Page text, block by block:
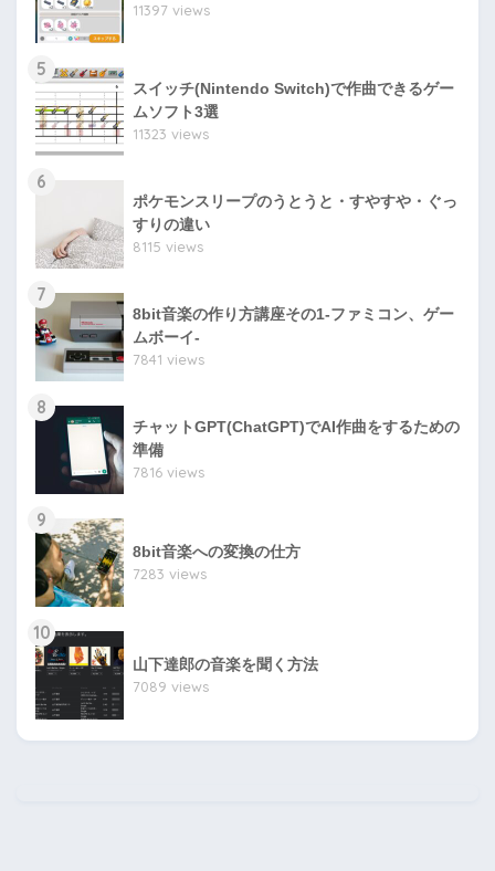
11397 views
5
スイッチ(Nintendo Switch)で作曲できるゲー
ムソフト3選
11323 views
6
ポケモンスリープのうとうと・すやすや・ぐっ
すりの違い
8115 views
7
8bit音楽の作り方講座その1-ファミコン、ゲー
ムボーイ-
7841 views
8
チャットGPT(ChatGPT)でAI作曲をするための
準備
7816 views
9
8bit音楽への変換の仕方
7283 views
10
山下達郎の音楽を聞く方法
7089 views